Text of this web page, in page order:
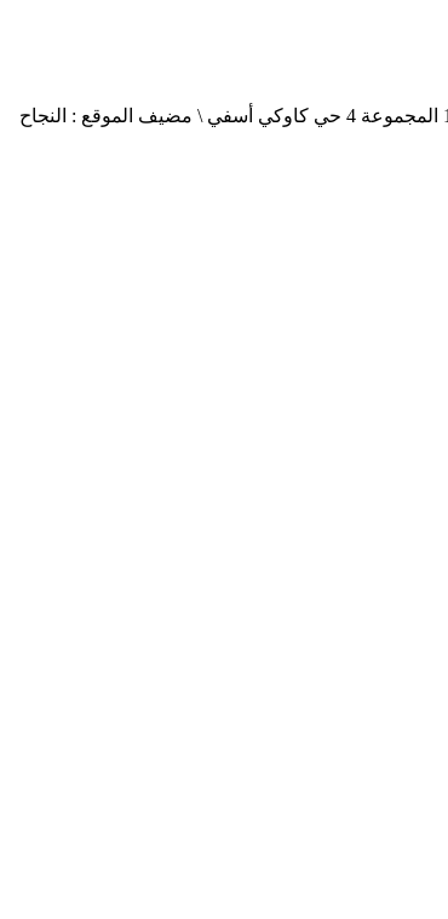
أسفي جنوب safisud صحيفة إلكترونية \ التصريح بالإصدار عدد 03-14 \ مدير النشر : منير الغرنيتي \ الإدارة والتحرير : كنزة المسيتف \ عنوان الصحيفة : 125 المجموعة 4 حي كاوكي أسفي \ مضيف الموقع : النجاح